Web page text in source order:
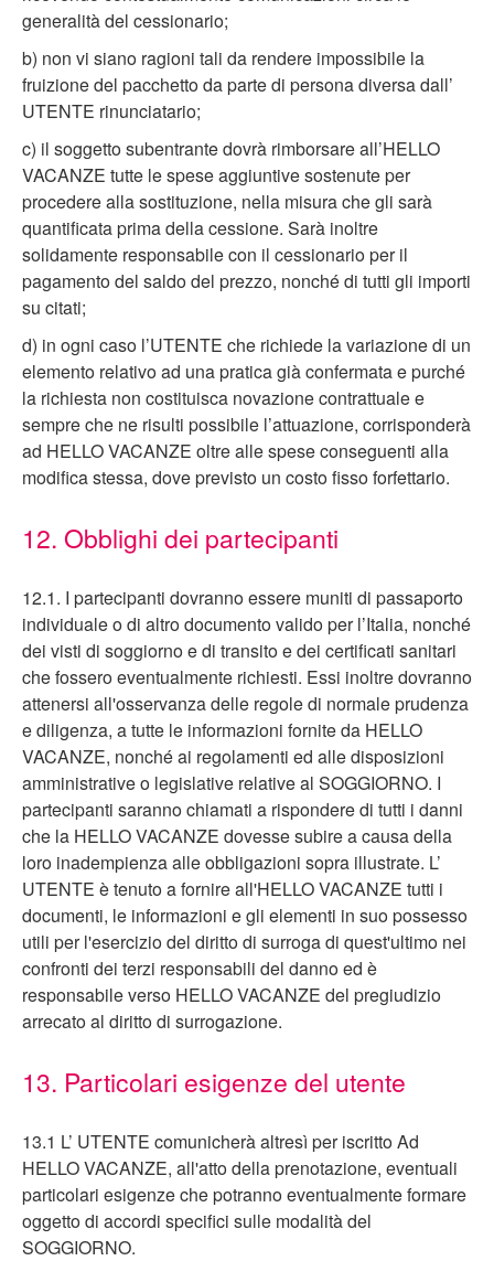
generalità del cessionario;
b) non vi siano ragioni tali da rendere impossibile la
fruizione del pacchetto da parte di persona diversa dall’
UTENTE rinunciatario;
c) il soggetto subentrante dovrà rimborsare all’HELLO
VACANZE tutte le spese aggiuntive sostenute per
procedere alla sostituzione, nella misura che gli sarà
quantificata prima della cessione. Sarà inoltre
solidamente responsabile con il cessionario per il
pagamento del saldo del prezzo, nonché di tutti gli importi
su citati;
d) in ogni caso l’UTENTE che richiede la variazione di un
elemento relativo ad una pratica già confermata e purché
la richiesta non costituisca novazione contrattuale e
sempre che ne risulti possibile l’attuazione, corrisponderà
ad HELLO VACANZE oltre alle spese conseguenti alla
modifica stessa, dove previsto un costo fisso forfettario.
12. Obblighi dei partecipanti
12.1. I partecipanti dovranno essere muniti di passaporto
individuale o di altro documento valido per l’Italia, nonché
dei visti di soggiorno e di transito e dei certificati sanitari
che fossero eventualmente richiesti. Essi inoltre dovranno
attenersi all'osservanza delle regole di normale prudenza
e diligenza, a tutte le informazioni fornite da HELLO
VACANZE, nonché ai regolamenti ed alle disposizioni
amministrative o legislative relative al SOGGIORNO. I
partecipanti saranno chiamati a rispondere di tutti i danni
che la HELLO VACANZE dovesse subire a causa della
loro inadempienza alle obbligazioni sopra illustrate. L’
UTENTE è tenuto a fornire all'HELLO VACANZE tutti i
documenti, le informazioni e gli elementi in suo possesso
utili per l'esercizio del diritto di surroga di quest'ultimo nei
confronti dei terzi responsabili del danno ed è
responsabile verso HELLO VACANZE del pregiudizio
arrecato al diritto di surrogazione.
13. Particolari esigenze del utente
13.1 L’ UTENTE comunicherà altresì per iscritto Ad
HELLO VACANZE, all'atto della prenotazione, eventuali
particolari esigenze che potranno eventualmente formare
oggetto di accordi specifici sulle modalità del
SOGGIORNO.